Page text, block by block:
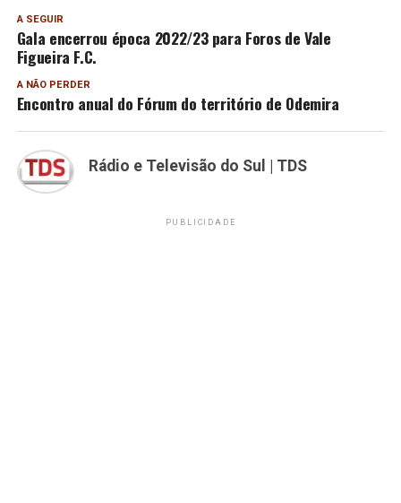
A SEGUIR
Gala encerrou época 2022/23 para Foros de Vale
Figueira F.C.
A NÃO PERDER
Encontro anual do Fórum do território de Odemira
Rádio e Televisão do Sul | TDS
PUBLICIDADE